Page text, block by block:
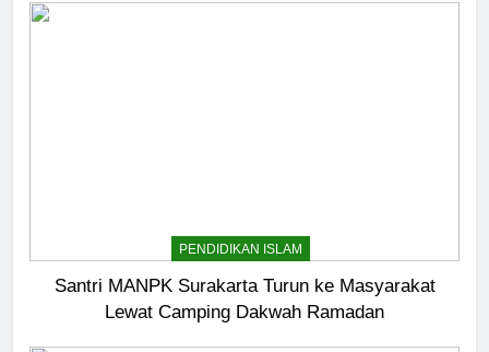
PENDIDIKAN ISLAM
Santri MANPK Surakarta Turun ke Masyarakat
Lewat Camping Dakwah Ramadan